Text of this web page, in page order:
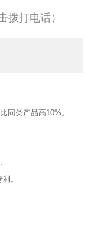
拨打电话）
同类产品高10%。
。